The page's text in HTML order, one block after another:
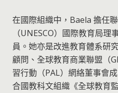
在國際組織中，Baela 擔任
（UNESCO）國際教育局
員。她亦是改進教育體系研
顧問、全球教育商業聯盟（
習行動（PAL）網絡董事會
合國教科文組織《全球教育